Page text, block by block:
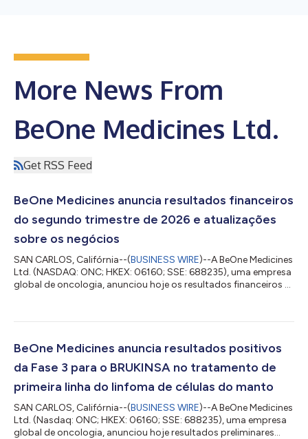
More News From
BeOne Medicines Ltd.
Get RSS Feed
BeOne Medicines anuncia resultados financeiros
do segundo trimestre de 2026 e atualizações
sobre os negócios
SAN CARLOS, Califórnia--(BUSINESS WIRE)--A BeOne Medicines
Ltd. (NASDAQ: ONC; HKEX: 06160; SSE: 688235), uma empresa
global de oncologia, anunciou hoje os resultados financeiros e
afirmou: “Esses sólidos resultados do segundo trimestre
oncologia. Nossa linha de produtos de hematologia, liderada
BeOne Medicines anuncia resultados positivos
da Fase 3 para o BRUKINSA no tratamento de
primeira linha do linfoma de células do manto
SAN CARLOS, Califórnia--(BUSINESS WIRE)--A BeOne Medicines
Ltd. (Nasdaq: ONC; HKEX: 06160; SSE: 688235), uma empresa
global de oncologia, anunciou hoje resultados preliminares